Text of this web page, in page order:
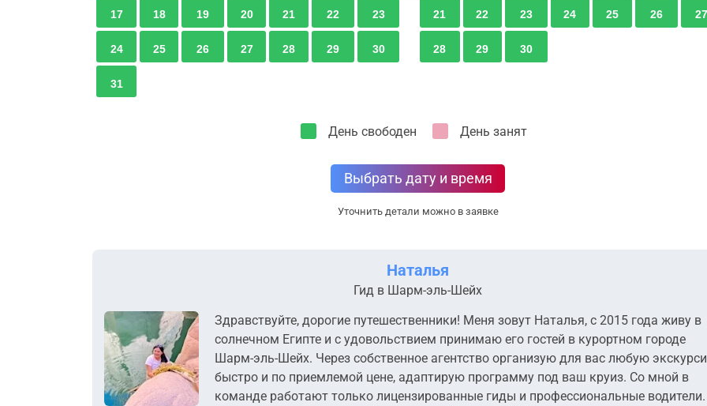
17 18 19 20 21 22 23
24 25 26 27 28 29 30
31
21 22 23 24 25 26 27
28 29 30
День свободен День занят
Выбрать дату и время
Уточнить детали можно в заявке
Наталья
Гид в Шарм-эль-Шейх
Здравствуйте, дорогие путешественники! Меня зовут Наталья, с 2015 года живу в
солнечном Египте и с удовольствием принимаю его гостей в курортном городе
Шарм-эль-Шейх. Через собственное агентство организую для вас любую
быстро и по приемлемой цене, адаптирую программу под ваш круиз. Со мной в
команде работают только лицензированные гиды и профессиональные